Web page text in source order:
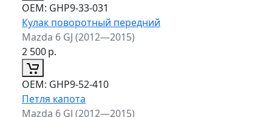
ОЕМ: GHP9-33-031
Кулак поворотный передний
Mazda 6 GJ (2012—2015)
2 500р.
ОЕМ: GHP9-52-410
Петля капота
Mazda 6 GJ (2012—2015)